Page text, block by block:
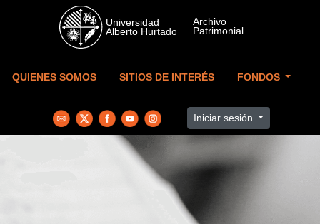
Skip to main content
QUIENES SOMOS SITIOS DE INTERÉS FONDOS
Iniciar sesión